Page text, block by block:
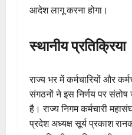
आदेश लागू करना होगा।
स्थानीय प्रतिक्रिया
राज्य भर में कर्मचारियों और
संगठनों ने इस निर्णय पर संतोष
है। राज्य निगम कर्मचारी
प्रदेश अध्यक्ष सूर्य प्रकाश